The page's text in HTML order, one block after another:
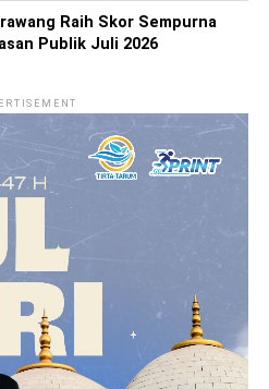
Raih Skor Sempurna
Publik Juli 2026